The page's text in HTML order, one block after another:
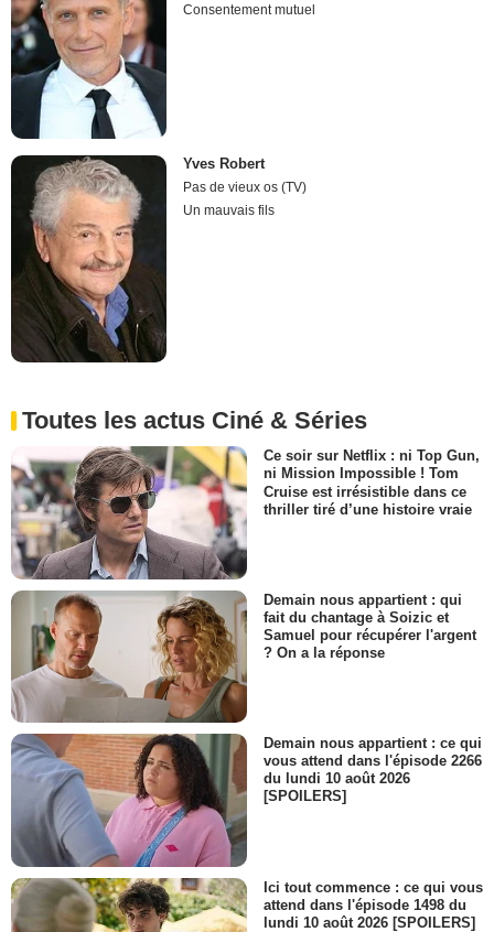
Consentement mutuel
Yves Robert
Pas de vieux os (TV)
Un mauvais fils
Toutes les actus Ciné & Séries
Ce soir sur Netflix : ni Top Gun,
ni Mission Impossible ! Tom
Cruise est irrésistible dans ce
thriller tiré d’une histoire vraie
Demain nous appartient : qui
fait du chantage à Soizic et
Samuel pour récupérer l'argent
? On a la réponse
Demain nous appartient : ce qui
vous attend dans l'épisode 2266
du lundi 10 août 2026
[SPOILERS]
Ici tout commence : ce qui vous
attend dans l'épisode 1498 du
lundi 10 août 2026 [SPOILERS]